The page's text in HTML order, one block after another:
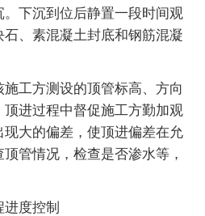
下沉到位后静置一段时间观
、素混凝土封底和钢筋混凝
工方测设的顶管标高、方向
进过程中督促施工方勤加观
大的偏差，使顶进偏差在允
管情况，检查是否渗水等，
度控制